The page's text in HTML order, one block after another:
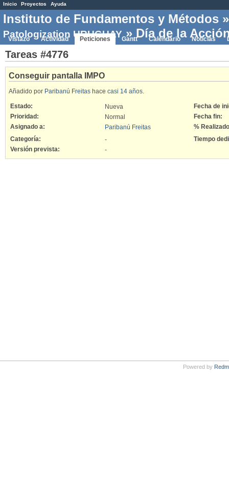
Inicio Proyectos Ayuda
Instituto de Fundamentos y Métodos
Patologization URUGUAY» Día de la
Vistazo Actividad Peticiones Gantt Calendario Noticias
Tareas #4776
Conseguir pantalla IMPO
Añadido por Paribanú Freitas hace casi 14 años.
Estado: Nueva
Fecha de
Prioridad:
Normal
Fecha fin:
Asignado a:
Paribanú Freitas
%
Categoría:
-
Tiempo
Versión prevista:
-
Powered by